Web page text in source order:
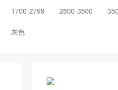
1700-2799 2800-3500
灰色